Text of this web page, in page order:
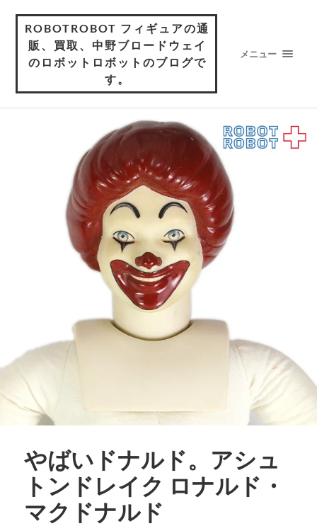
ROBOTROBOT フィギュアの通
販、買取、中野ブロードウェイ
のロボットロボットのブログで
す。
メニュー
やばいドナルド。アシュ
トンドレイク ロナルド・
マクドナルド